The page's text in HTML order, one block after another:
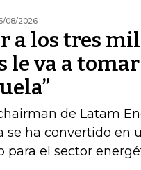
08/2026
a los tres
le va a tomar
de Latam
se ha convertido en
para el sector